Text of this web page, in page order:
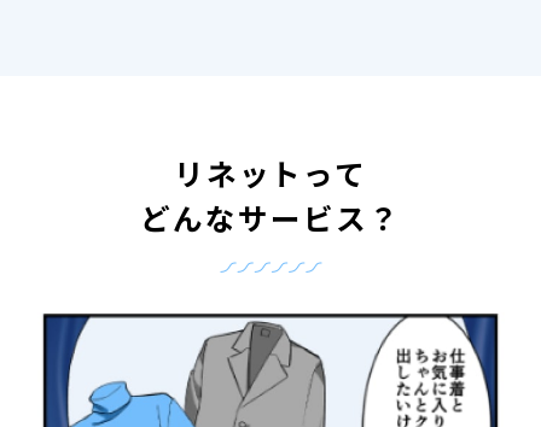
リネットって
どんなサービス？